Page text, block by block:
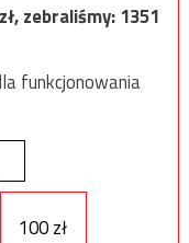
zł, zebraliśmy:1351
funkcjonowania
100 zł